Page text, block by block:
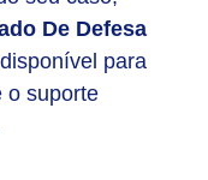
De Defesa
para
o suporte